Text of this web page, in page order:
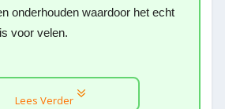
onderhouden waardoor het echt
voor velen.
Lees Verder